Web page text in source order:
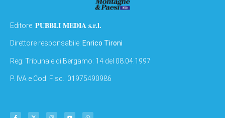
Editore: PUBBLI MEDIA s.r.l.
Direttore responsabile: Enrico Tironi
Reg: Tribunale di Bergamo: 14 del 08.04.1997
P. IVA e Cod. Fisc.: 01975490986